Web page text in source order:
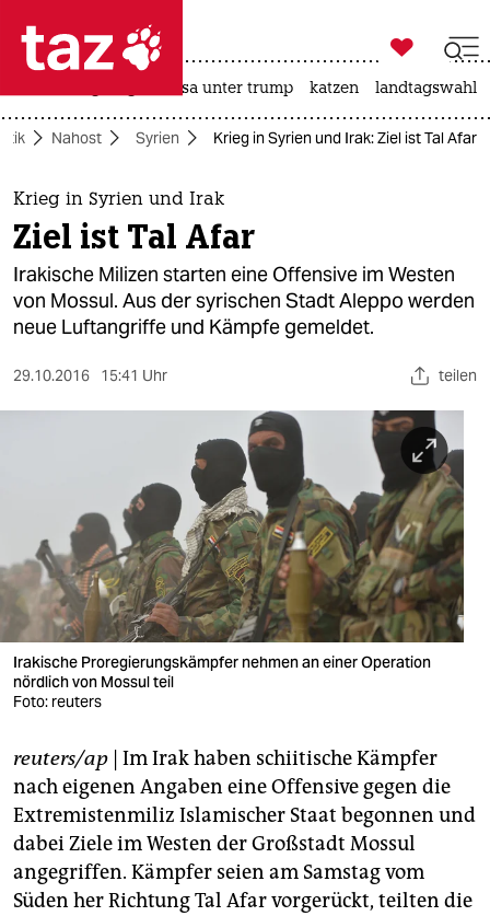
 taz zahl ich
taz zahl ich
themen
politik
öko
gesellschaft
nord
wahrheit
verlag
verlag
shop
fragen & hilfe
unterstützen
abo

taz zahl ich
usa unter trump katzen landtagswahl
Nahost Syrien Krieg in Syrien und Irak: Ziel ist Tal Afar
Krieg in Syrien und Irak
Ziel ist Tal Afar
Irakische Milizen starten eine Offensive im Westen
von Mossul. Aus der syrischen Stadt Aleppo werden
neue Luftangriffe und Kämpfe gemeldet.
29.10.2016 15:41 Uhr teilen
Irakische Proregierungskämpfer nehmen an einer Operation
nördlich von Mossul teil
Foto: reuters
reuters/ap | Im Irak haben schiitische Kämpfer
nach eigenen Angaben eine Offensive gegen die
Extremistenmiliz Islamischer Staat begonnen und
dabei Ziele im Westen der Großstadt Mossul
angegriffen. Kämpfer seien am Samstag vom
Süden her Richtung Tal Afar vorgerückt, teilten die